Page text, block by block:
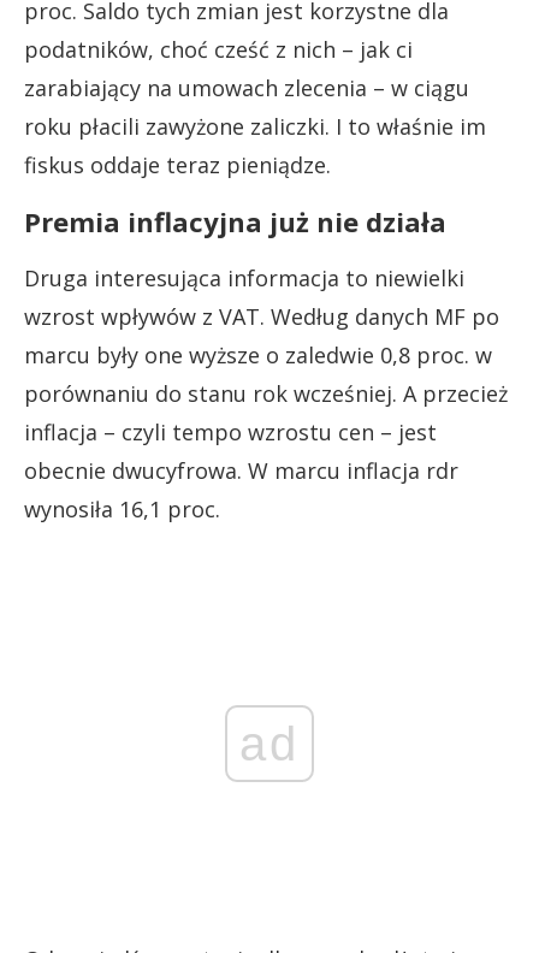
proc. Saldo tych zmian jest korzystne dla
podatników, choć cześć z nich – jak ci
zarabiający na umowach zlecenia – w ciągu
roku płacili zawyżone zaliczki. I to właśnie im
fiskus oddaje teraz pieniądze.
Premia inflacyjna już nie działa
Druga interesująca informacja to niewielki
wzrost wpływów z VAT. Według danych MF po
marcu były one wyższe o zaledwie 0,8 proc. w
porównaniu do stanu rok wcześniej. A przecież
inflacja – czyli tempo wzrostu cen – jest
obecnie dwucyfrowa. W marcu inflacja rdr
wynosiła 16,1 proc.
ad